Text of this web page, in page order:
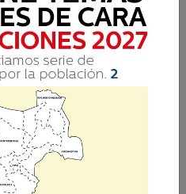
tenemos
2026 14:00